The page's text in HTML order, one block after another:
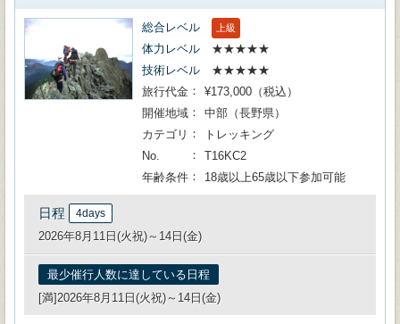
総合レベル 上級
体力レベル
★★★★★
技術レベル
★★★★★
旅行代金
¥173,000（税込）
開催地域
中部（長野県）
カテゴリ
トレッキング
No.
T16KC2
年齢条件
18歳以上65歳以下参加可能
日程 4days
2026年8月11日(火祝)～14日(金)
最少催行人数に達している日程
[満]2026年8月11日(火祝)～14日(金)